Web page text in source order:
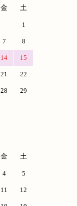
金 土
1
7 8
14 15
21 22
28 29
金 土
4 5
11 12